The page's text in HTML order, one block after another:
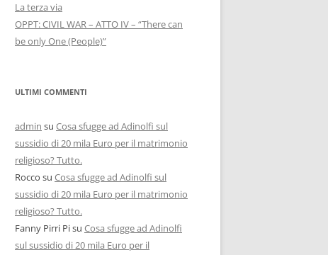
La terza via
OPPT: CIVIL WAR – ATTO IV – “There can
be only One (People)”
ULTIMI COMMENTI
admin su Cosa sfugge ad Adinolfi sul
sussidio di 20 mila Euro per il matrimonio
religioso? Tutto.
Rocco su Cosa sfugge ad Adinolfi sul
sussidio di 20 mila Euro per il matrimonio
religioso? Tutto.
Fanny Pirri Pisu Cosa sfugge ad Adinolfi
sul sussidio di 20 mila Euro per il